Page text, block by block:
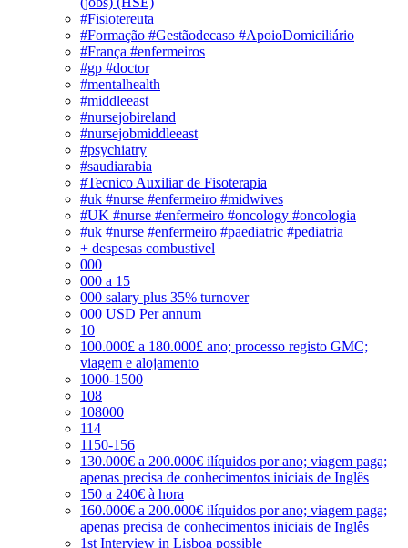
#Fisiotereuta
#Formação #Gestãodecaso #ApoioDomiciliário
#França #enfermeiros
#gp #doctor
#mentalhealth
#middleeast
#nursejobireland
#nursejobmiddleeast
#psychiatry
#saudiarabia
#Tecnico Auxiliar de Fisoterapia
#uk #nurse #enfermeiro #midwives
#UK #nurse #enfermeiro #oncology #oncologia
#uk #nurse #enfermeiro #paediatric #pediatria
+ despesas combustivel
000
000 a 15
000 salary plus 35% turnover
000 USD Per annum
10
100.000£ a 180.000£ ano; processo registo GMC;
viagem e alojamento
1000-1500
108
108000
114
1150-156
130.000€ a 200.000€ ilíquidos por ano; viagem paga;
apenas precisa de conhecimentos iniciais de Inglês
150 a 240€ à hora
160.000€ a 200.000€ ilíquidos por ano; viagem paga;
apenas precisa de conhecimentos iniciais de Inglês
1st Interview in Lisboa possible